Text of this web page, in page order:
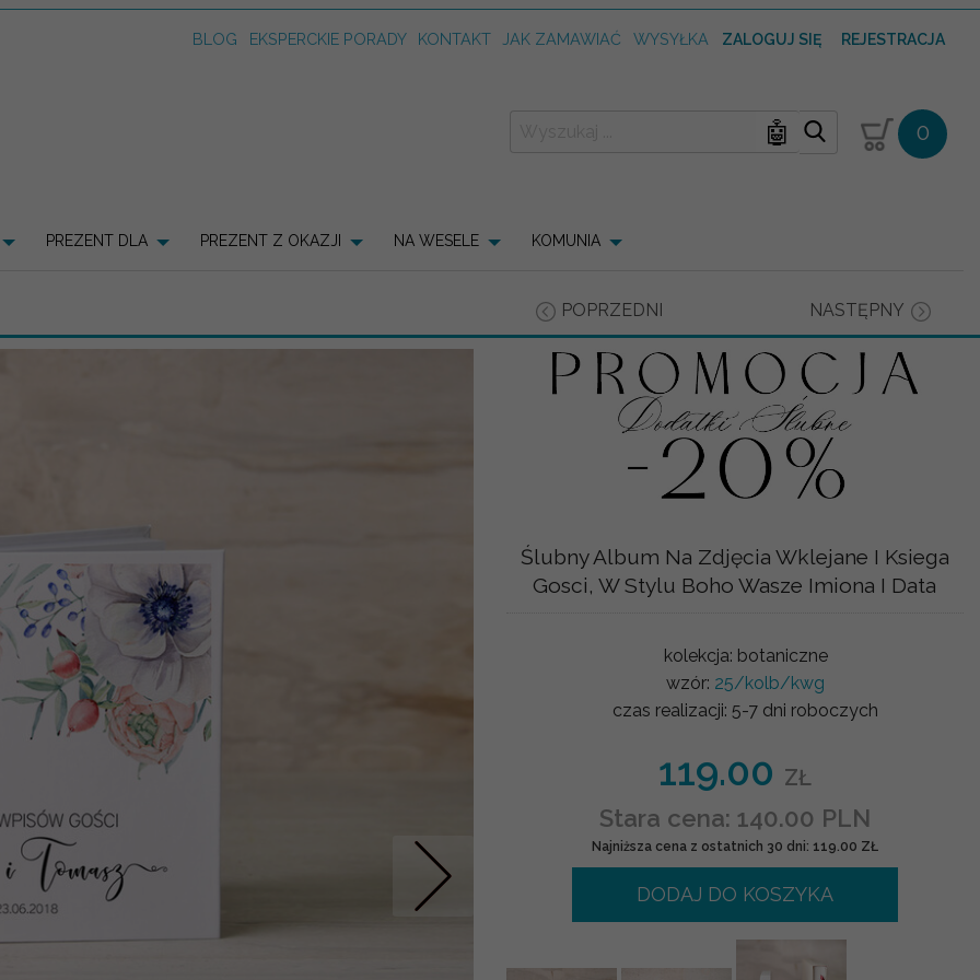
BLOG EKSPERCKIE PORADY KONTAKT JAK ZAMAWIAĆ WYSYŁKA ZALOGUJ SIĘ REJESTRACJA
🤖 0
PREZENT DLA PREZENT Z OKAZJI NA WESELE KOMUNIA
POPRZEDNI NASTĘPNY
Nastepne
Ślubny Album Na Zdjęcia Wklejane I Ksiega
Gosci, W Stylu Boho Wasze Imiona I Data
kolekcja: botaniczne
wzór: 25/kolb/kwg
czas realizacji: 5-7 dni roboczych
119.00 ZŁ
Stara cena: 140.00 PLN
Najniższa cena z ostatnich 30 dni: 119.00 ZŁ
DODAJ DO KOSZYKA